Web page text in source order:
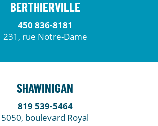
BERTHIERVILLE
450 836-8181
231, rue Notre-Dame
SHAWINIGAN
819 539-5464
5050, boulevard Royal